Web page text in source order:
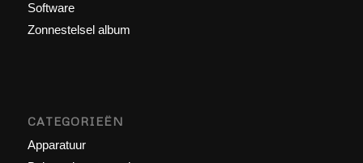
Software
Zonnestelsel album
CATEGORIEËN
Apparatuur